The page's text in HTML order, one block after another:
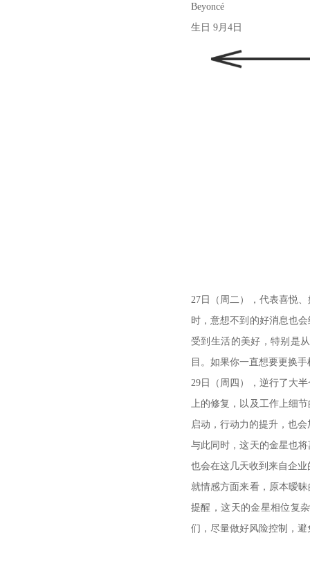
Beyoncé
生日 9月4日
27日（周二），代表喜悦
时，意想不到的好消息也
受到生活的美好，特别是
目。如果你一直想要更换
29日（周四），逆行了大
上的修复，以及工作上细
启动，行动力的提升，也
与此同时，这天的金星也
也会在这几天收到来自企
就情感方面来看，原本暧
提醒，这天的金星相位复
们，尽量做好风险控制，